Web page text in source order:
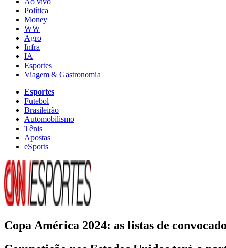
Política
Money
WW
Agro
Infra
IA
Esportes
Viagem & Gastronomia
Esportes
Futebol
Brasileirão
Automobilismo
Tênis
Apostas
eSports
Copa América 2024: as listas de